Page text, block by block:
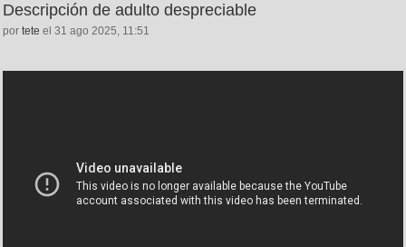
Descripción de adulto despreciable
por tete el 31 ago 2025, 11:51